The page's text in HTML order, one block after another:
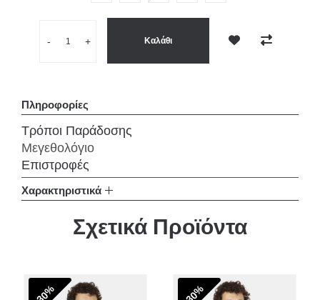
- + Καλάθι
Πληροφορίες
Τρόποι Παράδοσης
Μεγεθολόγιο
Επιστροφές
Χαρακτηριστικά
Σχετικά Προϊόντα